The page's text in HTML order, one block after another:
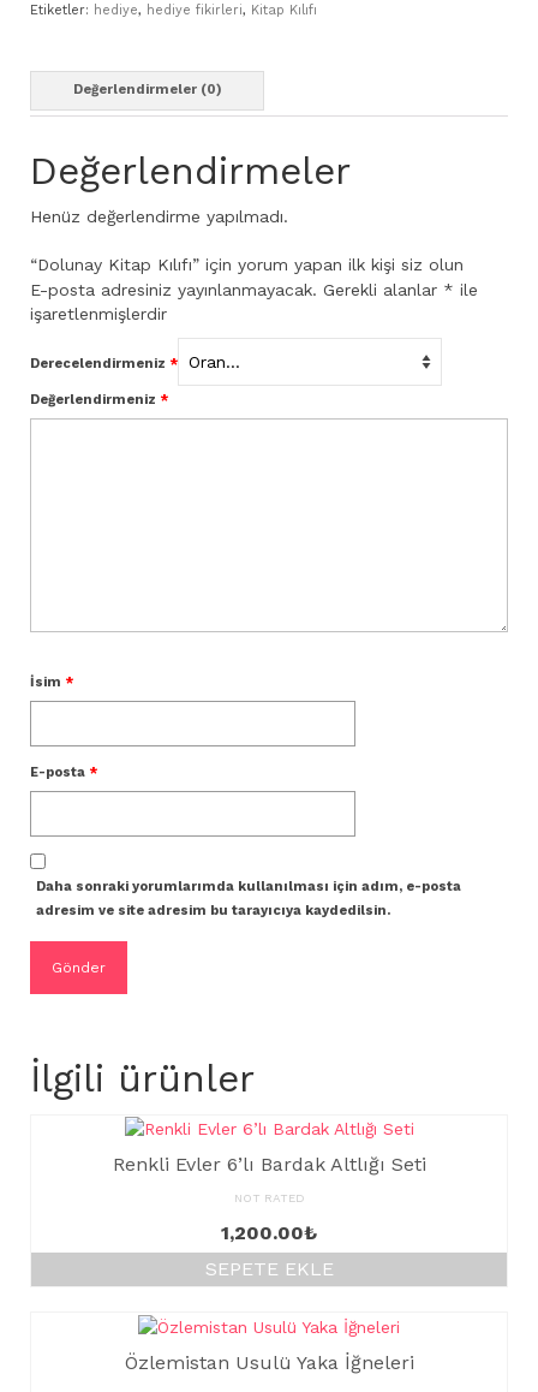
Etiketler: hediye, hediye fikirleri, Kitap Kılıfı
Değerlendirmeler (0)
Değerlendirmeler
Henüz değerlendirme yapılmadı.
“Dolunay Kitap Kılıfı” için yorum yapan ilk kişi siz olun
E-posta adresiniz yayınlanmayacak. Gerekli alanlar * ile
işaretlenmişlerdir
Derecelendirmeniz *
Değerlendirmeniz *
İsim *
E-posta *
Daha sonraki yorumlarımda kullanılması için adım, e-posta
adresim ve site adresim bu tarayıcıya kaydedilsin.
İlgili ürünler
Renkli Evler 6’lı Bardak Altlığı Seti
NOT RATED
1,200.00₺
SEPETE EKLE
Özlemistan Usulü Yaka İğneleri